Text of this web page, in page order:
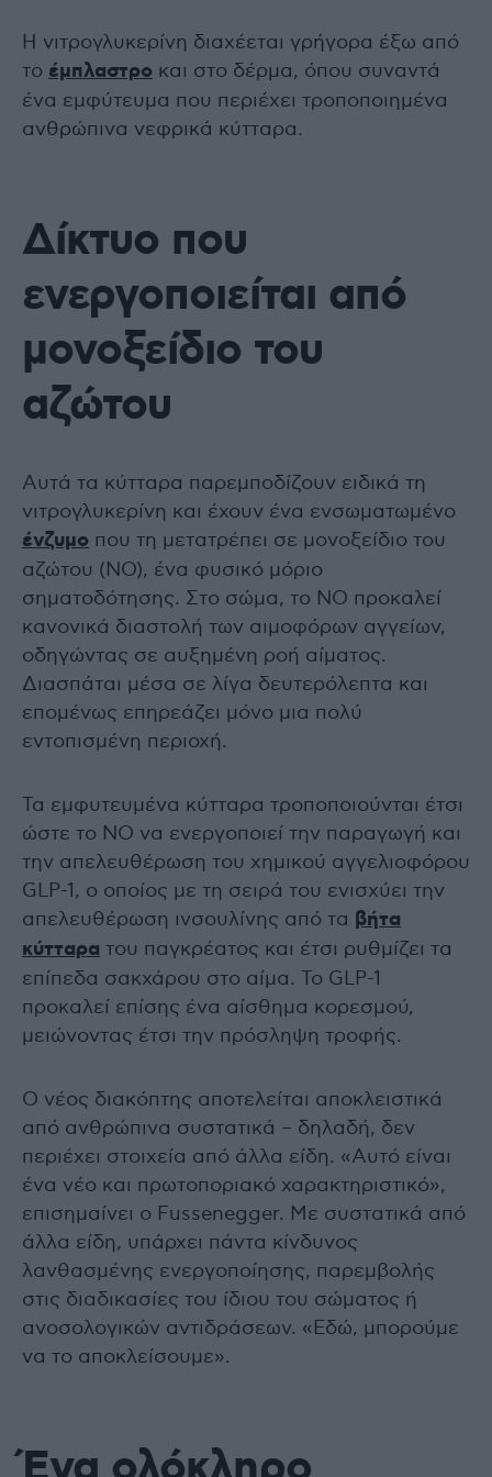
Η νιτρογλυκερίνη διαχέεται γρήγορα έξω από
το έμπλαστρο και στο δέρμα, όπου συναντά
ένα εμφύτευμα που περιέχει τροποποιημένα
ανθρώπινα νεφρικά κύτταρα.
Δίκτυο που
ενεργοποιείται από
μονοξείδιο του
αζώτου
Αυτά τα κύτταρα παρεμποδίζουν ειδικά τη
νιτρογλυκερίνη και έχουν ένα ενσωματωμένο
ένζυμο που τη μετατρέπει σε μονοξείδιο του
αζώτου (ΝΟ), ένα φυσικό μόριο
σηματοδότησης. Στο σώμα, το ΝΟ προκαλεί
κανονικά διαστολή των αιμοφόρων αγγείων,
οδηγώντας σε αυξημένη ροή αίματος.
Διασπάται μέσα σε λίγα δευτερόλεπτα και
επομένως επηρεάζει μόνο μια πολύ
εντοπισμένη περιοχή.
Τα εμφυτευμένα κύτταρα τροποποιούνται έτσι
ώστε το ΝΟ να ενεργοποιεί την παραγωγή και
την απελευθέρωση του χημικού αγγελιοφόρου
GLP-1, ο οποίος με τη σειρά του ενισχύει την
απελευθέρωση ινσουλίνης από τα βήτα
κύτταρα του παγκρέατος και έτσι ρυθμίζει τα
επίπεδα σακχάρου στο αίμα. Το GLP-1
προκαλεί επίσης ένα αίσθημα κορεσμού,
μειώνοντας έτσι την πρόσληψη τροφής.
Ο νέος διακόπτης αποτελείται αποκλειστικά
από ανθρώπινα συστατικά – δηλαδή, δεν
περιέχει στοιχεία από άλλα είδη. «Αυτό είναι
ένα νέο και πρωτοποριακό χαρακτηριστικό»,
επισημαίνει ο Fussenegger. Με συστατικά από
άλλα είδη, υπάρχει πάντα κίνδυνος
λανθασμένης ενεργοποίησης, παρεμβολής
στις διαδικασίες του ίδιου του σώματος ή
ανοσολογικών αντιδράσεων. «Εδώ, μπορούμε
να το αποκλείσουμε».